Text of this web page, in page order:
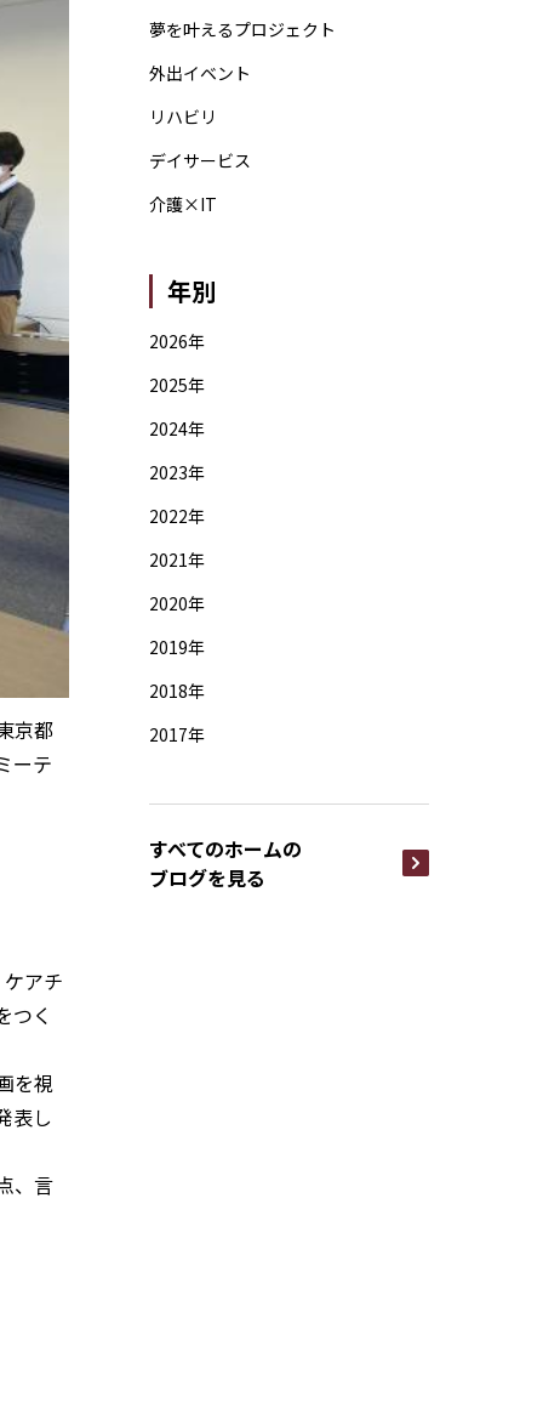
京都
ーテ
ケアチ
つく
を視
表し
、言
夢を叶えるプロジェクト
外出イベント
リハビリ
デイサービス
介護×IT
年別
2026年
2025年
2024年
2023年
2022年
2021年
2020年
2019年
2018年
2017年
すべてのホームの
ブログを見る